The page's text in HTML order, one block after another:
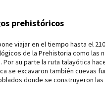
prehistóricos
viajar en el tiempo hasta el
de la Prehistoria como
Por su parte la ruta talayótica
se excavaron también cuevas
donde se construyeron